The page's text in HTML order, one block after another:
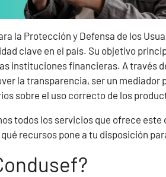
la Protección y Defensa de los
clave en el país. Su objetivo
instituciones financieras. A través
la transparencia, ser un mediador
sobre el uso correcto de los
todos los servicios que ofrece
recursos pone a tu disposición